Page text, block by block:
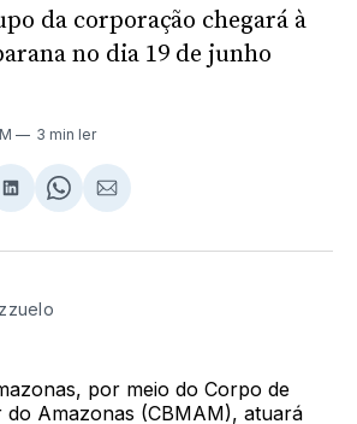
da corporação chegará à
no dia 19 de junho
3 min ler
Compartilhar
LinkedIn
Share
WhatsApp
Compartilhar
Email
por meio do Corpo de
do Amazonas (CBMAM), atuará